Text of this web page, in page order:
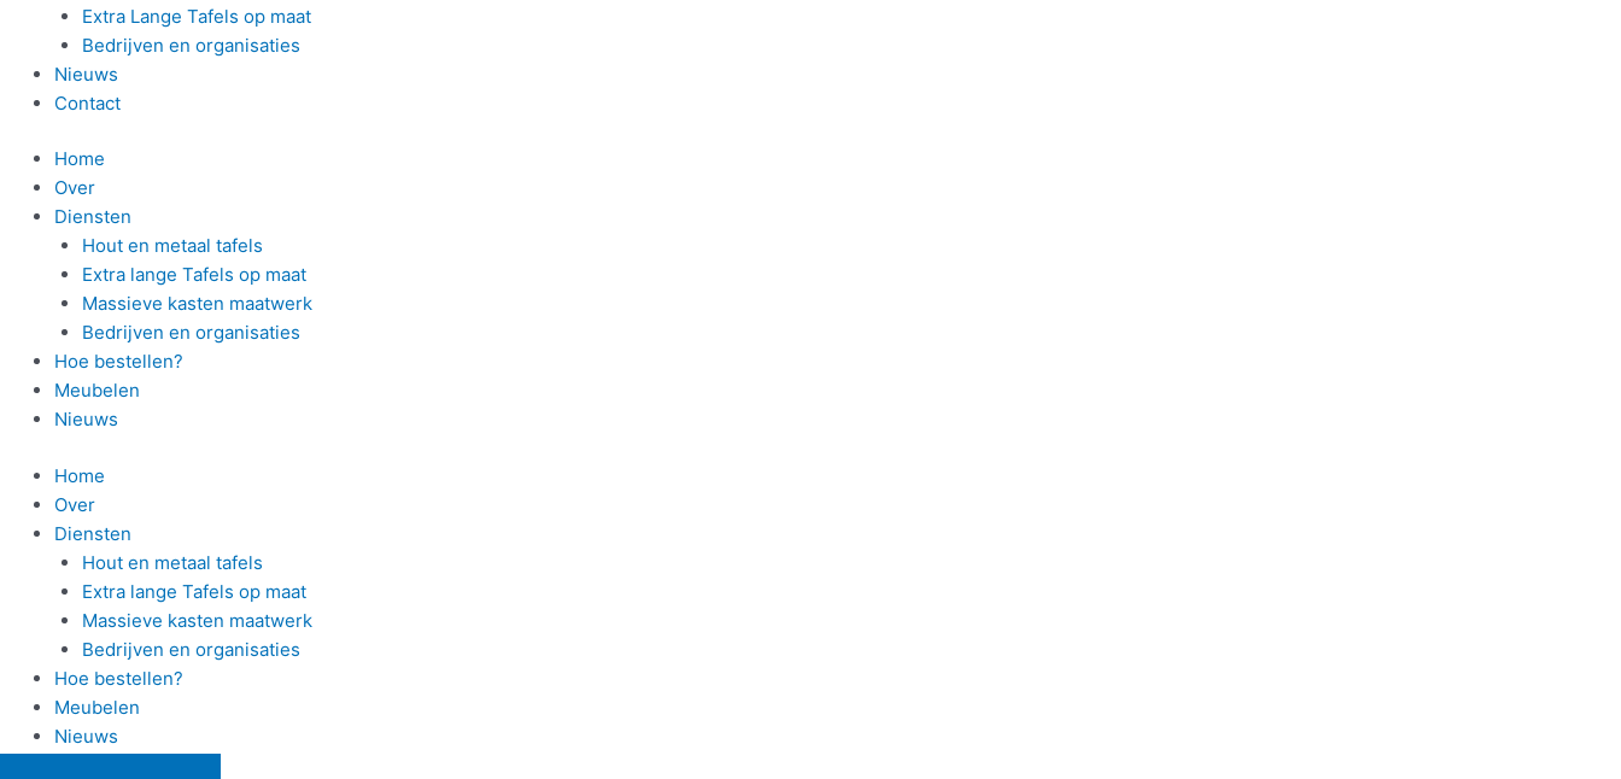
Extra Lange Tafels op maat
Bedrijven en organisaties
Nieuws
Contact
Home
Over
Diensten
Hout en metaal tafels
Extra lange Tafels op maat
Massieve kasten maatwerk
Bedrijven en organisaties
Hoe bestellen?
Meubelen
Nieuws
Home
Over
Diensten
Hout en metaal tafels
Extra lange Tafels op maat
Massieve kasten maatwerk
Bedrijven en organisaties
Hoe bestellen?
Meubelen
Nieuws